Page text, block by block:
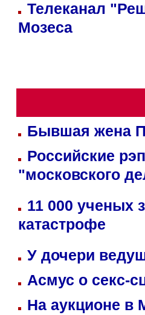
Телеканал
Мозеса
Бывшая жена
Российские
"московского
11 000 ученых
катастрофе
У дочери
Асмус о секс-
На аукционе в